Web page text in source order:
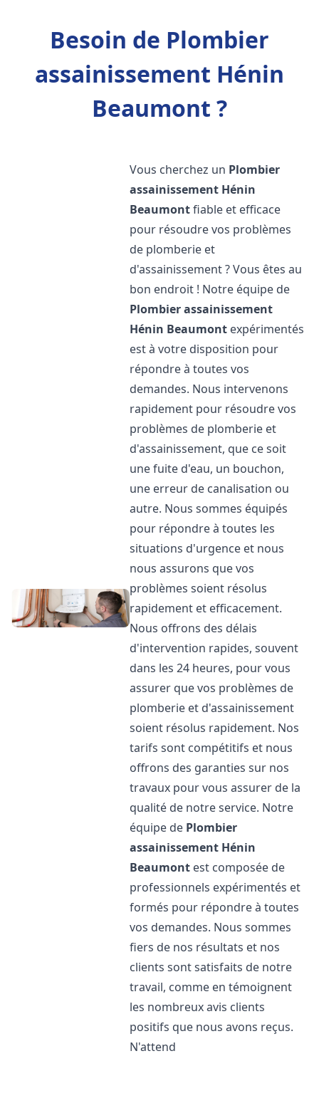
Besoin de Plombier
assainissement Hénin
Beaumont ?
Vous cherchez un Plombier
assainissement Hénin
Beaumontfiable et efficace
pour résoudre vos problèmes
de plomberie et
d'assainissement ? Vous êtes au
bon endroit ! Notre équipe de
Plombier assainissement
Hénin Beaumont expérimentés
est à votre disposition pour
répondre à toutes vos
demandes. Nous intervenons
rapidement pour résoudre vos
problèmes de plomberie et
d'assainissement, que ce soit
une fuite d'eau, un bouchon,
une erreur de canalisation ou
autre. Nous sommes équipés
pour répondre à toutes les
situations d'urgence et nous
nous assurons que vos
problèmes soient résolus
rapidement et efficacement.
Nous offrons des délais
d'intervention rapides, souvent
dans les 24 heures, pour vous
assurer que vos problèmes de
plomberie et d'assainissement
soient résolus rapidement. Nos
tarifs sont compétitifs et nous
offrons des garanties sur nos
travaux pour vous assurer de la
qualité de notre service. Notre
équipe de Plombier
assainissement Hénin
Beaumont est composée de
professionnels expérimentés et
formés pour répondre à toutes
vos demandes. Nous sommes
fiers de nos résultats et nos
clients sont satisfaits de notre
travail, comme en témoignent
les nombreux avis clients
positifs que nous avons reçus.
N'attend